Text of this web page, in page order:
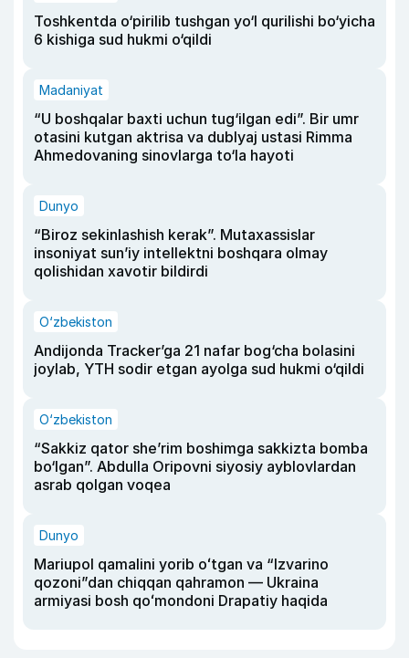
Toshkentda o‘pirilib tushgan yo‘l qurilishi bo‘yicha
6 kishiga sud hukmi o‘qildi
Madaniyat
“U boshqalar baxti uchun tug‘ilgan edi”. Bir umr
otasini kutgan aktrisa va dublyaj ustasi Rimma
Ahmedovaning sinovlarga to‘la hayoti
Dunyo
“Biroz sekinlashish kerak”. Mutaxassislar
insoniyat sun’iy intellektni boshqara olmay
qolishidan xavotir bildirdi
O‘zbekiston
Andijonda Tracker’ga 21 nafar bog‘cha bolasini
joylab, YTH sodir etgan ayolga sud hukmi o‘qildi
O‘zbekiston
“Sakkiz qator she’rim boshimga sakkizta bomba
bo‘lgan”. Abdulla Oripovni siyosiy ayblovlardan
asrab qolgan voqea
Dunyo
Mariupol qamalini yorib oʻtgan va “Izvarino
qozoni”dan chiqqan qahramon — Ukraina
armiyasi bosh qoʻmondoni Drapatiy haqida